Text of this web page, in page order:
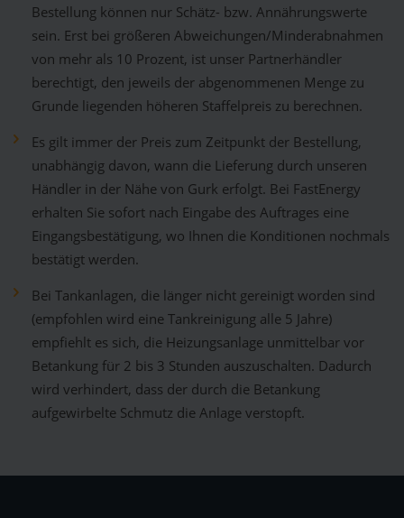
Bestellung können nur Schätz- bzw. Annährungswerte
sein. Erst bei größeren Abweichungen/Minderabnahmen
von mehr als 10 Prozent, ist unser Partnerhändler
berechtigt, den jeweils der abgenommenen Menge zu
Grunde liegenden höheren Staffelpreis zu berechnen.
Es gilt immer der Preis zum Zeitpunkt der Bestellung,
unabhängig davon, wann die Lieferung durch unseren
Händler in der Nähe von Gurk erfolgt. Bei FastEnergy
erhalten Sie sofort nach Eingabe des Auftrages eine
Eingangsbestätigung, wo Ihnen die Konditionen nochmals
bestätigt werden.
Bei Tankanlagen, die länger nicht gereinigt worden sind
(empfohlen wird eine Tankreinigung alle 5 Jahre)
empfiehlt es sich, die Heizungsanlage unmittelbar vor
Betankung für 2 bis 3 Stunden auszuschalten. Dadurch
wird verhindert, dass der durch die Betankung
aufgewirbelte Schmutz die Anlage verstopft.